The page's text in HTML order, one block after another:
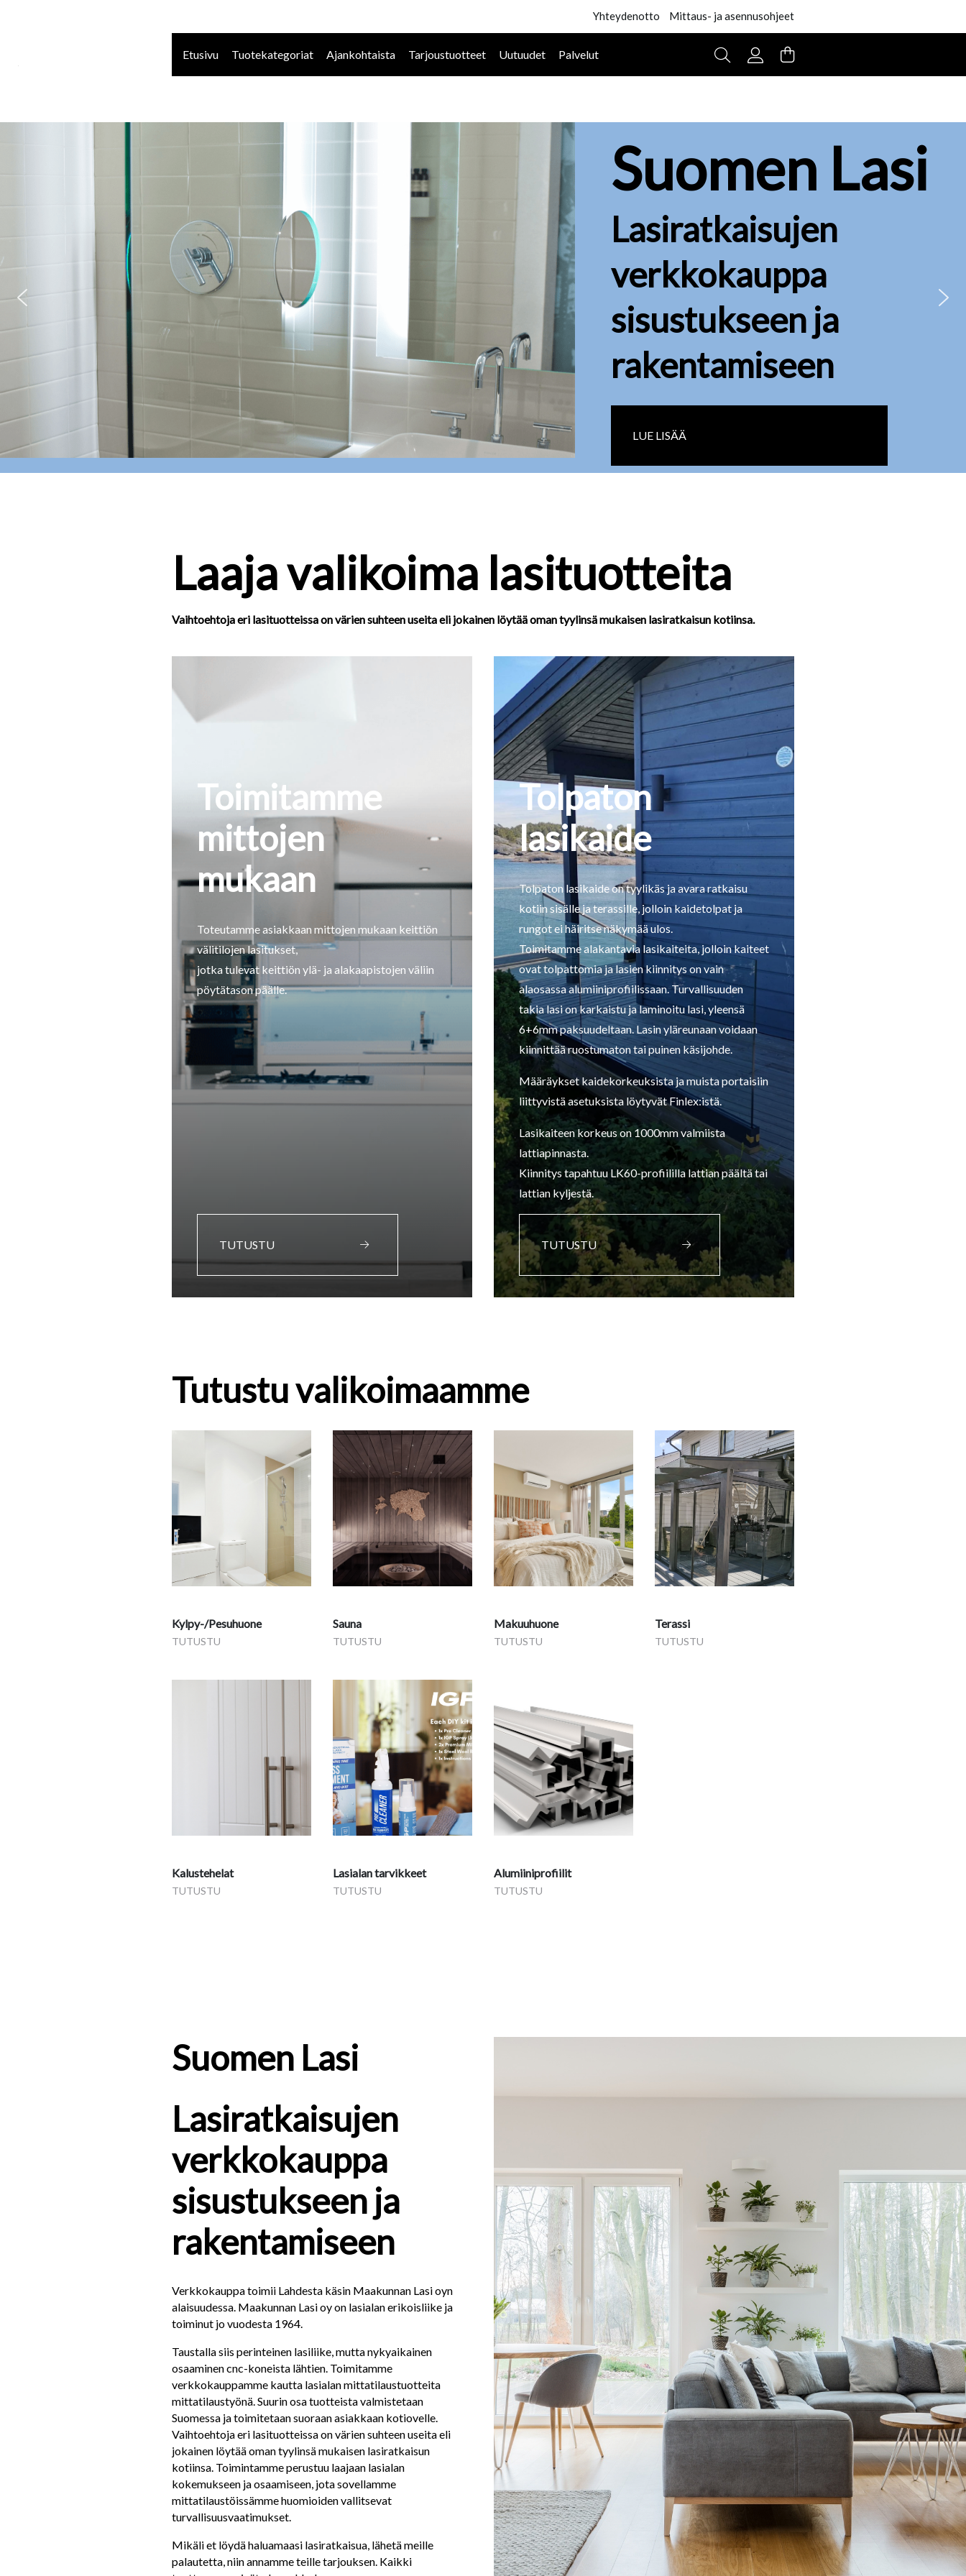
Yhteydenotto Mittaus- ja asennusohjeet
Etusivu Tuotekategoriat Ajankohtaista Tarjoustuotteet Uutuudet Palvelut
Suomen Lasi
Lasiratkaisujen
verkkokauppa
sisustukseen ja
rakentamiseen
LUE LISÄÄ
Laaja valikoima lasituotteita
Vaihtoehtoja eri lasituotteissa on värien suhteen useita eli jokainen löytää oman tyylinsä mukaisen lasiratkaisun kotiinsa.
Toimitamme
mittojen
mukaan
Toteutamme asiakkaan mittojen mukaan keittiön
välitilojen lasitukset,
jotka tulevat keittiön ylä- ja alakaapistojen väliin
pöytätason päälle.
TUTUSTU
Tolpaton
lasikaide
Tolpaton lasikaide on tyylikäs ja avara ratkaisu
kotiin sisälle ja terassille, jolloin kaidetolpat ja
rungot ei häiritse näkymää ulos.
Toimitamme alakantavia lasikaiteita, jolloin kaiteet
ovat tolpattomia ja lasien kiinnitys on vain
alaosassa alumiiniprofiilissaan. Turvallisuuden
takia lasi on karkaistu ja laminoitu lasi, yleensä
6+6mm paksuudeltaan. Lasin yläreunaan voidaan
kiinnittää ruostumaton tai puinen käsijohde.
Määräykset kaidekorkeuksista ja muista portaisiin
liittyvistä asetuksista löytyvät Finlex:istä.
Lasikaiteen korkeus on 1000mm valmiista
lattiapinnasta.
Kiinnitys tapahtuu LK60-profiililla lattian päältä tai
lattian kyljestä.
TUTUSTU
Tutustu valikoimaamme
Kylpy-/Pesuhuone
TUTUSTU
Sauna
TUTUSTU
Makuuhuone
TUTUSTU
Terassi
TUTUSTU
Kalustehelat
TUTUSTU
Lasialan tarvikkeet
TUTUSTU
Alumiiniprofiilit
TUTUSTU
Suomen Lasi
Lasiratkaisujen
verkkokauppa
sisustukseen ja
rakentamiseen
Verkkokauppa toimii Lahdesta käsin Maakunnan Lasi oyn
alaisuudessa. Maakunnan Lasi oy on lasialan erikoisliike ja
toiminut jo vuodesta 1964.
Taustalla siis perinteinen lasiliike, mutta nykyaikainen
osaaminen cnc-koneista lähtien. Toimitamme
verkkokauppamme kautta lasialan mittatilaustuotteita
mittatilaustyönä. Suurin osa tuotteista valmistetaan
Suomessa ja toimitetaan suoraan asiakkaan kotiovelle.
Vaihtoehtoja eri lasituotteissa on värien suhteen useita eli
jokainen löytää oman tyylinsä mukaisen lasiratkaisun
kotiinsa. Toimintamme perustuu laajaan lasialan
kokemukseen ja osaamiseen, jota sovellamme
mittatilaustöissämme huomioiden vallitsevat
turvallisuusvaatimukset.
Mikäli et löydä haluamaasi lasiratkaisua, lähetä meille
palautetta, niin annamme teille tarjouksen. Kaikki